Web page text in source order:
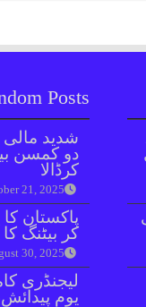
Posts
شدید مالی
دو کمسن
کرڈالا
21, 2025
پاکستان
کر بیٹنگ کا
30, 2025
یومِ